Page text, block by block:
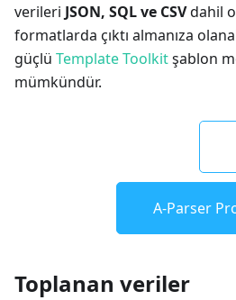
verileri JSON, SQL ve CSVdahil
formatlarda çıktı almanıza
güçlü Template Toolkitşablon
mümkündür.
A-Parser
Toplanan veriler